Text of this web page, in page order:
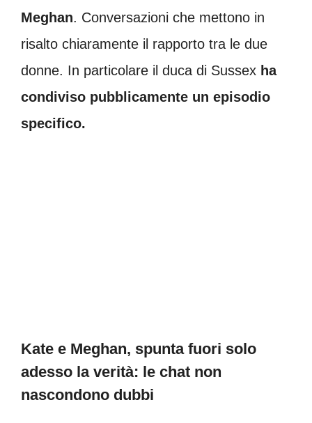
Meghan. Conversazioni che mettono in
risalto chiaramente il rapporto tra le due
donne. In particolare il duca di Sussex ha
condiviso pubblicamente un episodio
specifico.
Kate e Meghan, spunta fuori solo
adesso la verità: le chat non
nascondono dubbi